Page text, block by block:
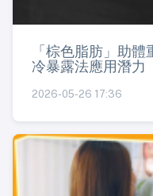
「棕色脂肪」助
冷暴露法應用潛力
2026-05-26 17:36